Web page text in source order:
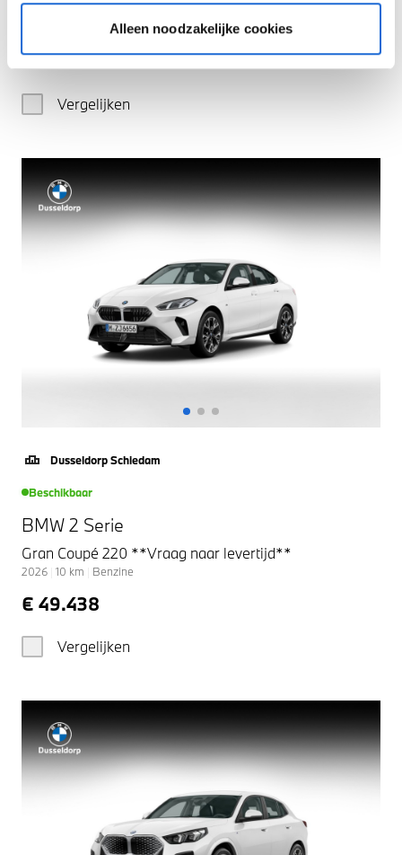
Alleen noodzakelijke cookies
Cabrio M440i xDrive
Benzine
€ 133.130
Vergelijken
Dusseldorp Schiedam
Beschikbaar
BMW 2 Serie
Gran Coupé 220 **Vraag naar levertijd**
2026 10 km Benzine
€ 49.438
Vergelijken